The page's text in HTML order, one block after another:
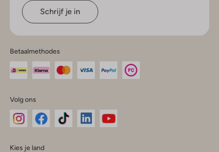
Schrijf je in
Betaalmethodes
Volg ons
Kies je land